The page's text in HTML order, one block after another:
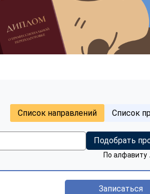
Список направлений Список
Подобрать
По алфавиту
Записаться